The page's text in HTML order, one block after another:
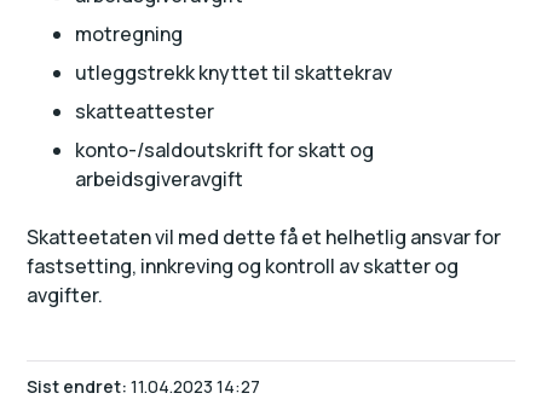
motregning
utleggstrekk knyttet til skattekrav
skatteattester
konto-/saldoutskrift for skatt og
arbeidsgiveravgift
Skatteetaten vil med dette få et helhetlig ansvar for
fastsetting, innkreving og kontroll av skatter og
avgifter.
Sist endret 11.04.2023 14:27